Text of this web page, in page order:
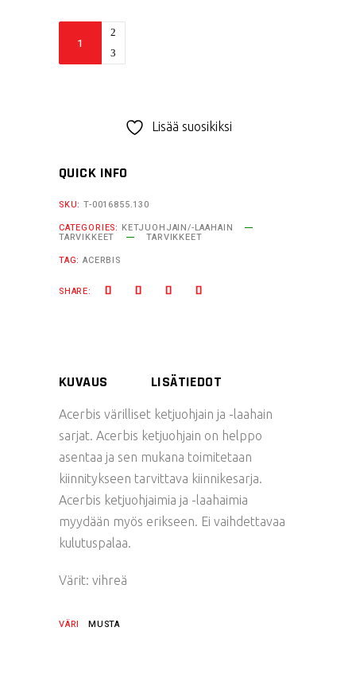
ketjuohjain+laahain
Lisää suosikiksi
QUICK INFO
SKU:T-0016855.130
CATEGORIES: KETJUOHJAIN/-LAAHAIN
TARVIKKEET
TARVIKKEET
TAG:ACERBIS
SHARE:
KUVAUS LISÄTIEDOT
Acerbis värilliset ketjuohjain ja -laahain
sarjat. Acerbis ketjuohjain on helppo
asentaa ja sen mukana toimitetaan
kiinnitykseen tarvittava kiinnikesarja.
Acerbis ketjuohjaimia ja -laahaimia
myydään myös erikseen. Ei vaihdettavaa
kulutuspalaa.
Värit: vihreä
VÄRI MUSTA